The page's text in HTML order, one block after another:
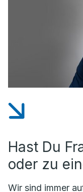
Hast Du
oder zu
Wir sind immer